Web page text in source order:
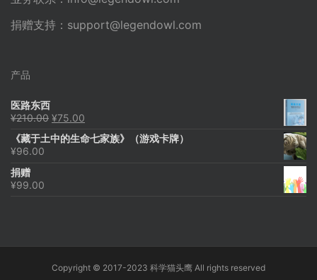
捐赠支持： support@legendowl.com
产品
医路东西
¥210.00 原
为：
¥75.00
价
《藏于土中的生命七家族》（游戏卡牌）
¥96.00
捐赠
¥99.00
Copyright © 2017-2023 科学猫头鹰 All rights reserved